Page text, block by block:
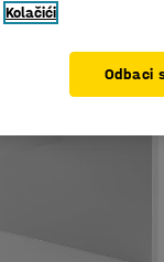
Kolačići
Odbaci